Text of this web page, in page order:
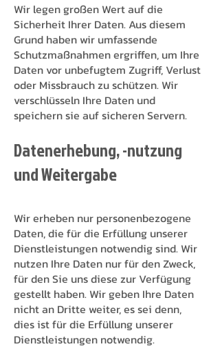
Wir legen großen Wert auf die
Sicherheit Ihrer Daten. Aus diesem
Grund haben wir umfassende
Schutzmaßnahmen ergriffen, um Ihre
Daten vor unbefugtem Zugriff, Verlust
oder Missbrauch zu schützen. Wir
verschlüsseln Ihre Daten und
speichern sie auf sicheren Servern.
Datenerhebung, -nutzung
und Weitergabe
Wir erheben nur personenbezogene
Daten, die für die Erfüllung unserer
Dienstleistungen notwendig sind. Wir
nutzen Ihre Daten nur für den Zweck,
für den Sie uns diese zur Verfügung
gestellt haben. Wir geben Ihre Daten
nicht an Dritte weiter, es sei denn,
dies ist für die Erfüllung unserer
Dienstleistungen notwendig.